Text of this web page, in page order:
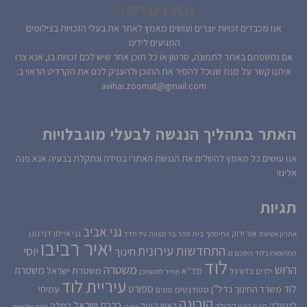
אנו מכבדים זכויות יוצרים ועושים מאמץ לאתר את בעלי הזכויות בצילומים
המגיעים לידינו.
אם נחשפתם באתר לתמונה, סרטון או כל תוכן אחר שיש לכם זכויות בו, אנא צרו
איתנו קשר על מנת שנוכל להסיר את התוכן ולהעניק לכם את הקרדיט הראוי ב:
avihai.zoomat@gmail.com
האתר בתהליך הנגשה לבעלי מוגבלויות
אנו עושים כל מאמץ להשלים את הנגשת האתר! במידה ונתקלת בבעיה אנא פנה
אלינו!
תגיות
אהרון אטיאס אור ירוק אחיסמך בית ספר בר מצווה גיל חדד גני אביב גני איילון דני גונן
המהומות בלוד הסכם גג התחדשות עירוניתחינוך יאיר רביבו יוסי
הרוש ילדים כדורגל לוד מד''א מחיר למשתכן משטרה משטרת ישראל משטרת
לוד משרד החינוך נדל''ן סטודנטים סמים ספורט עיריית לוד עמיחי